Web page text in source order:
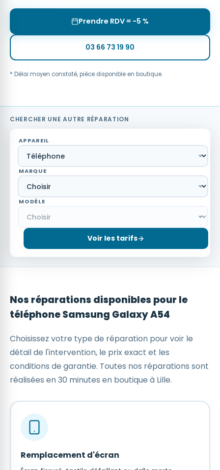
Prendre RDV = −5 %
03 66 73 19 90
* Délai moyen constaté, pièce disponible en boutique.
CHERCHER UNE AUTRE RÉPARATION
APPAREIL
MARQUE
MODÈLE
Voir les tarifs
Nos réparations disponibles pour le
téléphone Samsung Galaxy A54
Choisissez votre type de réparation pour voir le
détail de l'intervention, le prix exact et les
conditions de garantie. Toutes nos réparations sont
réalisées en 30 minutes en boutique à Lille.
Remplacement d'écran